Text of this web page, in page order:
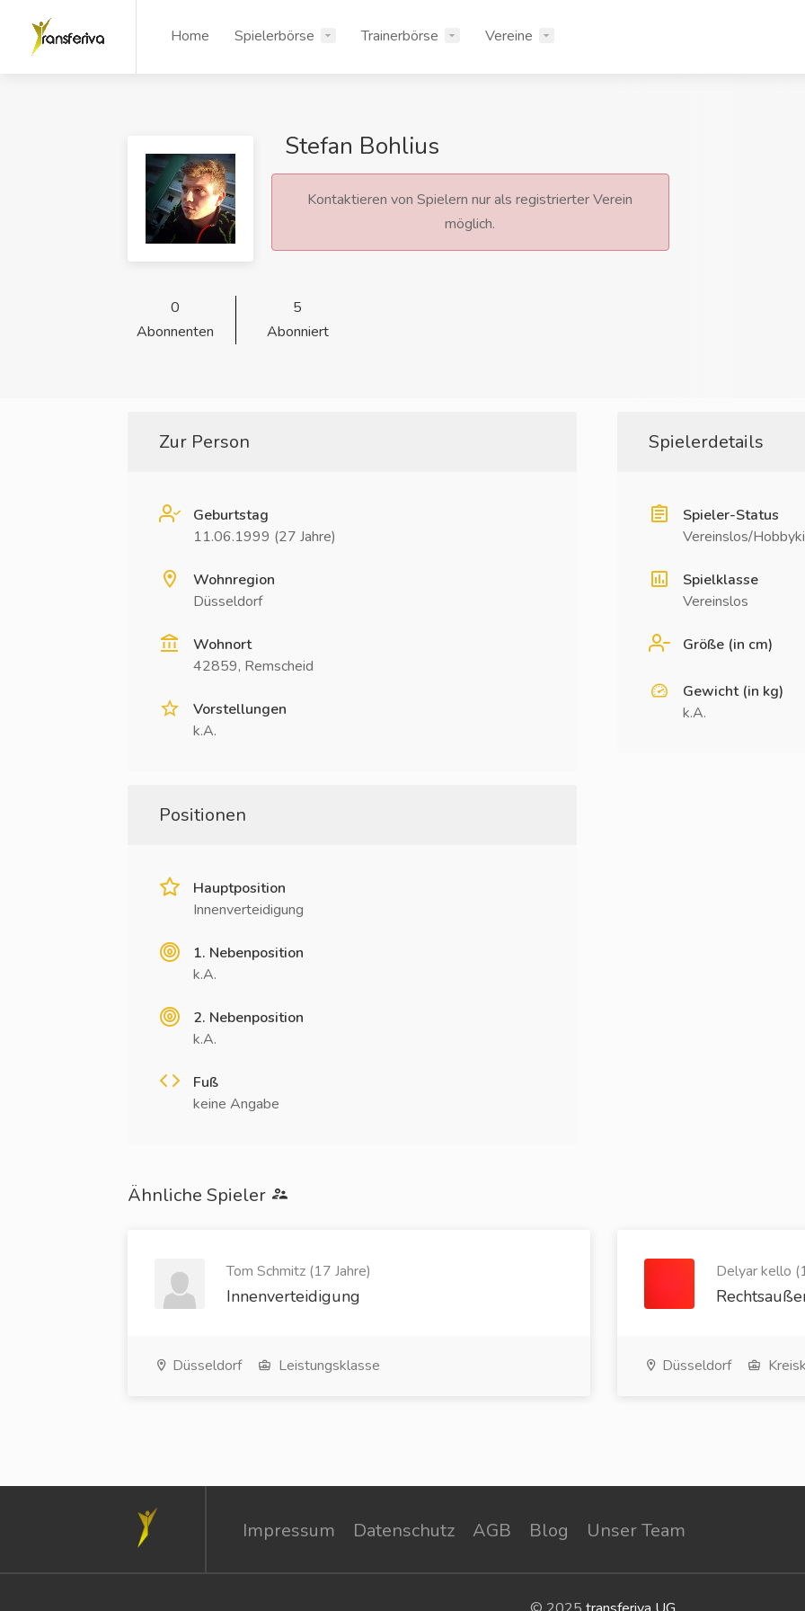
Home Spielerbörse Trainerbörse Vereine
Stefan Bohlius
Kontaktieren von Spielern nur als registrierter Verein
möglich.
0
Abonnenten
5
Abonniert
Zur Person
Geburtstag
11.06.1999 (27 Jahre)
Wohnregion
Düsseldorf
Wohnort
42859, Remscheid
Vorstellungen
k.A.
Spielerdetails
Spieler-Status
Vereinslos/
Spielklasse
Vereinslos
Größe (in cm)
Gewicht (in kg)
k.A.
Positionen
Hauptposition
Innenverteidigung
1. Nebenposition
k.A.
2. Nebenposition
k.A.
Fuß
keine Angabe
Ähnliche Spieler
Tom Schmitz (17 Jahre)
Innenverteidigung
Düsseldorf Leistungsklasse
Delyar kello
Düsseldorf
Impressum Datenschutz AGB Blog Unser Team